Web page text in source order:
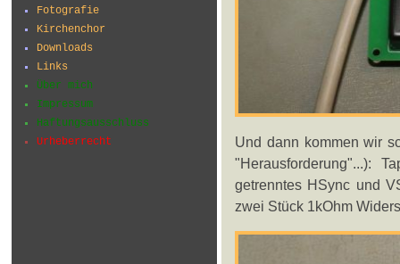
Fotografie
Kirchenchor
Downloads
Links
Über mich
Impressum
Haftungsausschluss
Urheberrecht
Und dann kommen wir
"Herausforderung"...):
getrenntes HSync und
zwei Stück 1kOhm